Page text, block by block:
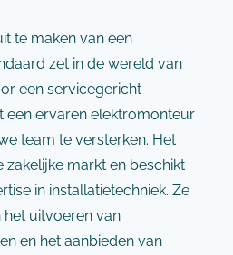
te maken van een
zet in de wereld van
een servicegericht
een ervaren elektromonteur
team te versterken. Het
zakelijke markt en beschikt
in installatietechniek. Ze
het uitvoeren van
en het aanbieden van